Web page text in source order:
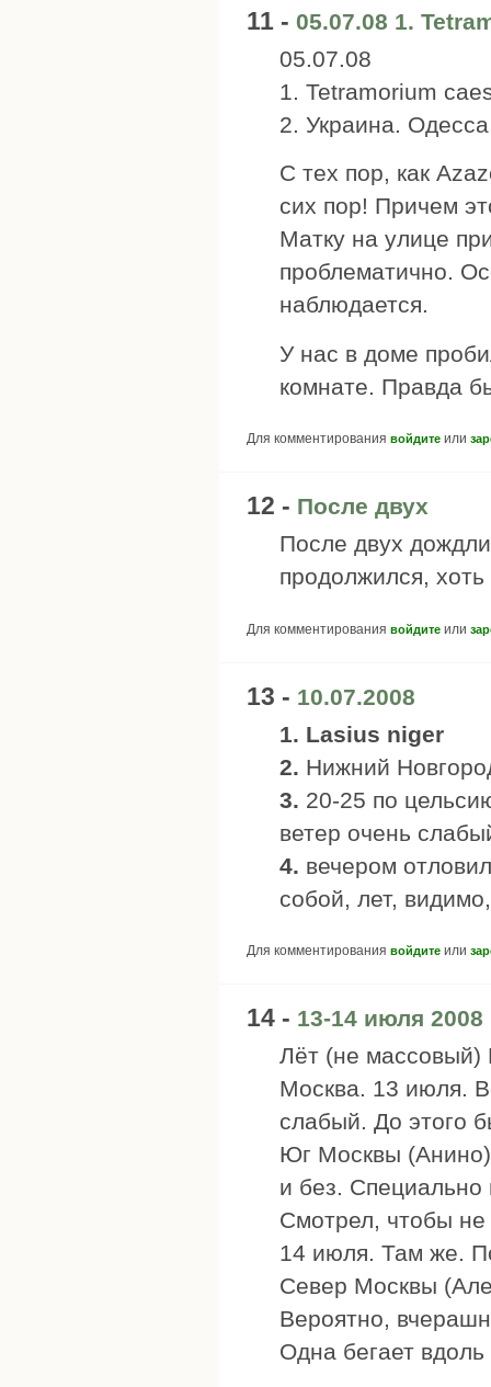
11 - 05.07.08 1.
05.07.08
1. Tetramorium
2. Украина.
С тех пор, как
сих пор! Причем
Матку на улице
проблематично.
наблюдается.
У нас в доме
комнате. Правда
Для комментирования войдите или
12 - После двух
После двух
продолжился,
Для комментирования войдите или
13 - 10.07.2008
1. Lasius niger
2. Нижний
3. 20-25 по
ветер очень
4. вечером
собой, лет,
Для комментирования войдите или
14 - 13-14 июля
Лёт (не массовый)
Москва. 13 июля.
слабый. До этого
Юг Москвы
и без. Специально
Смотрел, чтобы не
14 июля. Там же.
Север Москвы
Вероятно,
Одна бегает